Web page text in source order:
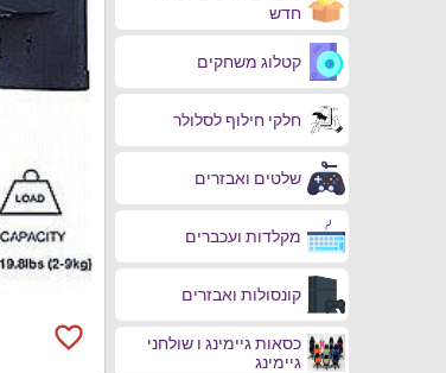
חדש
קטלוג משחקים
חלקי חילוף לסלולר
שלטים ואבזרים
מקלדות ועכברים
קונסולות ואבזרים
כסאות גיימינג ו שולחני
גיימינג
favorite_border